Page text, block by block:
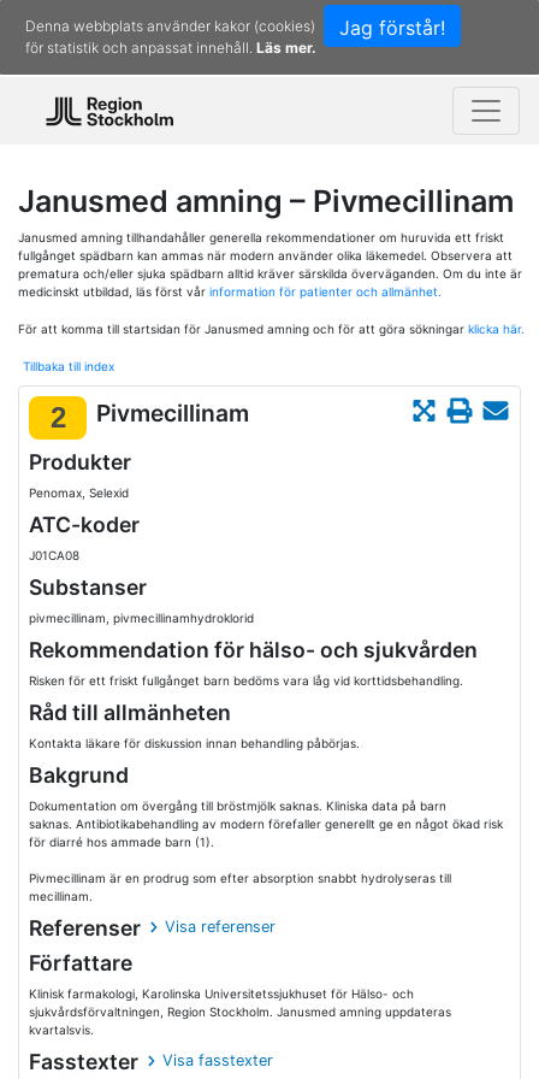
Jag förstår!
Denna webbplats använder kakor (cookies)
för statistik och anpassat innehåll. Läs mer.
Janusmed amning – Pivmecillinam
Janusmed amning tillhandahåller generella rekommendationer om huruvida ett friskt
fullgånget spädbarn kan ammas när modern använder olika läkemedel. Observera att
prematura och/eller sjuka spädbarn alltid kräver särskilda överväganden. Om du inte är
medicinskt utbildad, läs först vår information för patienter och allmänhet.
För att komma till startsidan för Janusmed amning och för att göra sökningar klicka här.
Tillbaka till index
2 Pivmecillinam
Produkter
Penomax, Selexid
ATC-koder
J01CA08
Substanser
pivmecillinam, pivmecillinamhydroklorid
Rekommendation för hälso- och sjukvården
Risken för ett friskt fullgånget barn bedöms vara låg vid korttidsbehandling.
Råd till allmänheten
Kontakta läkare för diskussion innan behandling påbörjas.
Bakgrund
Dokumentation om övergång till bröstmjölk saknas. Kliniska data på barn
saknas. Antibiotikabehandling av modern förefaller generellt ge en något ökad risk
för diarré hos ammade barn (1).
Pivmecillinam är en prodrug som efter absorption snabbt hydrolyseras till
mecillinam.
Referenser Visa referenser
Författare
Klinisk farmakologi, Karolinska Universitetssjukhuset för Hälso- och
sjukvårdsförvaltningen, Region Stockholm. Janusmed amning uppdateras
kvartalsvis.
Fasstexter Visa fasstexter